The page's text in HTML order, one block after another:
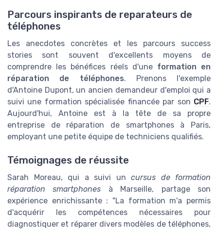
Parcours inspirants de reparateurs de
téléphones
Les anecdotes concrètes et les parcours success
stories sont souvent d'excellents moyens de
comprendre les bénéfices réels d'une formation en
réparation de téléphones. Prenons l'exemple
d'Antoine Dupont, un ancien demandeur d'emploi qui a
suivi une formation spécialisée financée par son CPF.
Aujourd'hui, Antoine est à la tête de sa propre
entreprise de réparation de smartphones à Paris,
employant une petite équipe de techniciens qualifiés.
Témoignages de réussite
Sarah Moreau, qui a suivi un cursus de formation
réparation smartphones à Marseille, partage son
expérience enrichissante : "La formation m'a permis
d'acquérir les compétences nécessaires pour
diagnostiquer et réparer divers modèles de téléphones,